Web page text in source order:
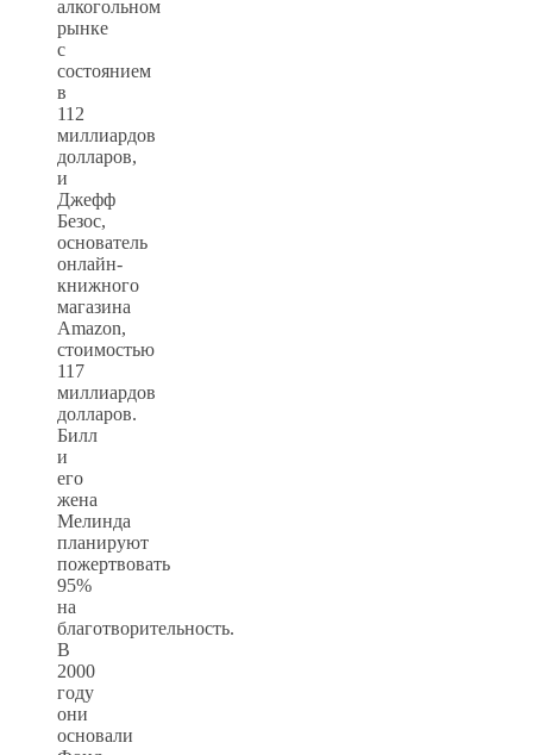
алкогольном
рынке
с
состоянием
в
112
миллиардов
долларов,
и
Джефф
Безос,
основатель
онлайн-
книжного
магазина
Amazon,
стоимостью
117
миллиардов
долларов.
Билл
и
его
жена
Мелинда
планируют
пожертвовать
95%
на
благотворительность.
В
2000
году
они
основали